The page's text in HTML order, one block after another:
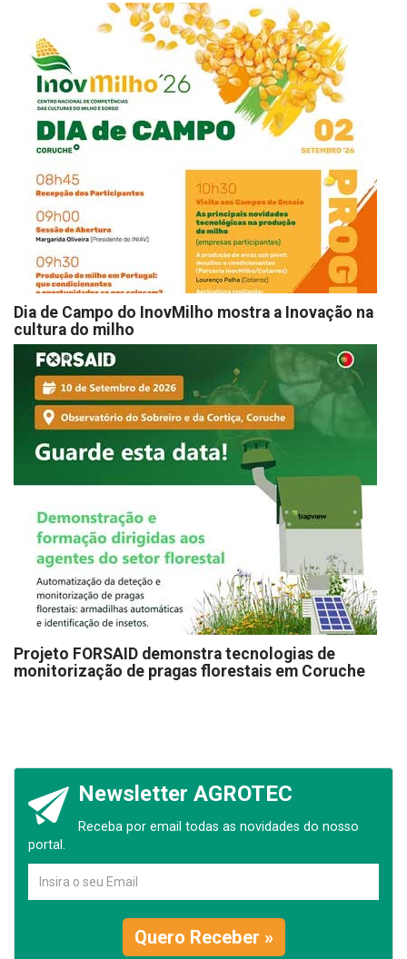
Dia de Campo do InovMilho mostra a Inovação na
cultura do milho
Projeto FORSAID demonstra tecnologias de
monitorização de pragas florestais em Coruche
Newsletter AGROTEC
Receba por email todas as novidades do nosso
portal.
Quero Receber »